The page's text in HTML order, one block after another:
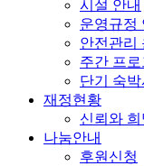
시설 안내
운영규정
안전관리
주간 프
단기 숙
재정현황
신뢰와
나눔안내
후원신청